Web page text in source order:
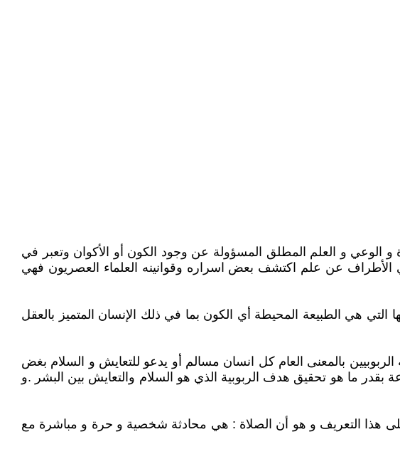
و الوعي و العلم المطلق المسؤولة عن وجود الكون أو الأكوان وتعبر في
عن علم اكتشف بعض اسراره وقوانينه العلماء العصريون فهي
التي هي الطبيعة المحيطة أي الكون بما في ذلك الإنسان المتميز بالعقل
الربوبيين بالمعنى العام كل انسان مسالم أو يدعو للتعايش و السلام بغض
بقدر ما هو تحقيق هدف الربوبية الذي هو السلام والتعايش بين البشر .و
على هذا التعريف و هو أن الصلاة : هي محادثة شخصية و حرة و مباشرة مع